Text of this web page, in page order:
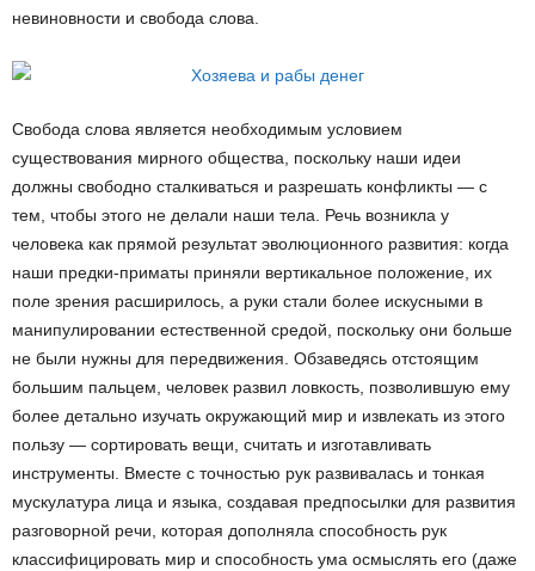
невиновности и свобода слова.
Свобода слова является необходимым условием
существования мирного общества, поскольку наши идеи
должны свободно сталкиваться и разрешать конфликты — с
тем, чтобы этого не делали наши тела. Речь возникла у
человека как прямой результат эволюционного развития: когда
наши предки-приматы приняли вертикальное положение, их
поле зрения расширилось, а руки стали более искусными в
манипулировании естественной средой, поскольку они больше
не были нужны для передвижения. Обзаведясь отстоящим
большим пальцем, человек развил ловкость, позволившую ему
более детально изучать окружающий мир и извлекать из этого
пользу — сортировать вещи, считать и изготавливать
инструменты. Вместе с точностью рук развивалась и тонкая
мускулатура лица и языка, создавая предпосылки для развития
разговорной речи, которая дополняла способность рук
классифицировать мир и способность ума осмыслять его (даже